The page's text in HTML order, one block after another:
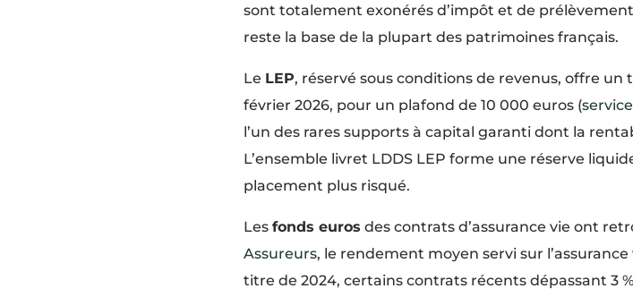
sont totalement exonérés d’impôt et de
reste la base de la plupart des patrimoines français.
Le LEP, réservé sous conditions de revenus, offre un
février 2026, pour un plafond de 10 000 euros (
l’un des rares supports à capital garanti dont la
L’ensemble livret LDDS LEP forme une réserve
placement plus risqué.
Les fonds euros des contrats d’assurance vie ont
Assureurs, le rendement moyen servi sur
titre de 2024, certains contrats récents dépassant 3